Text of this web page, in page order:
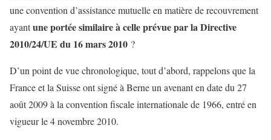
une convention d’assistance mutuelle en matière de recouvrement
ayantune portée similaire à celle prévue par la Directive
2010/24/UE du 16 mars 2010 ?
D’un point de vue chronologique, tout d’abord, rappelons que la
France et la Suisse ont signé à Berne un avenant en date du 27
août 2009 à la convention fiscale internationale de 1966, entré en
vigueur le 4 novembre 2010.